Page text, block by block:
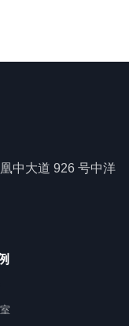
中大道 926 号中洋